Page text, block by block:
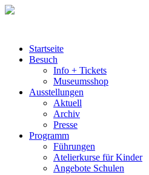
Startseite
Besuch
Info + Tickets
Museumsshop
Ausstellungen
Aktuell
Archiv
Presse
Programm
Führungen
Atelierkurse für Kinder
Angebote Schulen